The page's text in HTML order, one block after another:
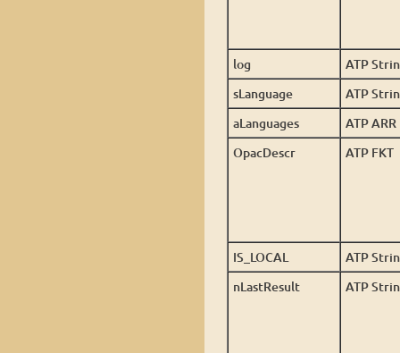
log
ATP
sLanguage
ATP
aLanguages
ATP ARR
OpacDescr
ATP FKT
IS_LOCAL
ATP
nLastResult
ATP